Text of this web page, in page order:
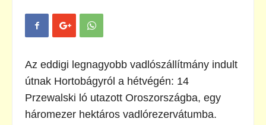
Az eddigi legnagyobb vadlószállítmány indult
útnak Hortobágyról a hétvégén: 14
Przewalski ló utazott Oroszországba, egy
háromezer hektáros vadlórezervátumba.